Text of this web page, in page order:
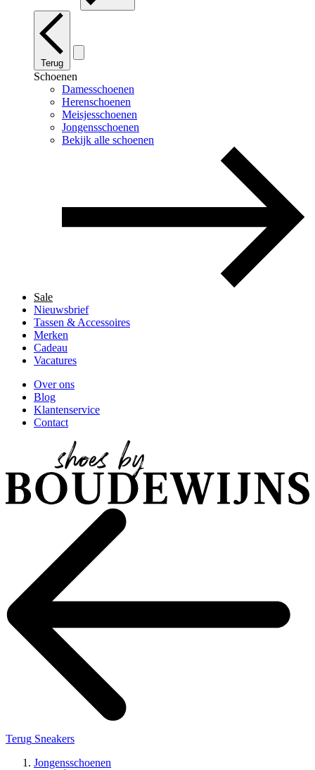
Terug
Schoenen
Damesschoenen
Herenschoenen
Meisjesschoenen
Jongensschoenen
Bekijk alle schoenen
Sale
Nieuwsbrief
Tassen & Accessoires
Merken
Cadeau
Vacatures
Over ons
Blog
Klantenservice
Contact
Terug Sneakers
Jongensschoenen